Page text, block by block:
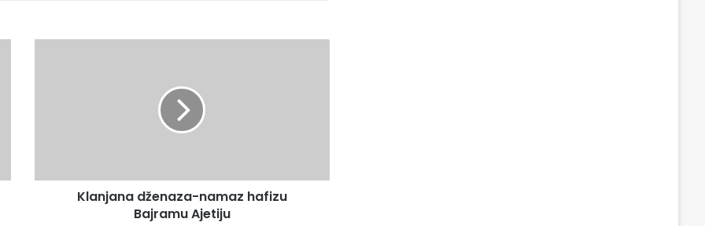
d
Klanjana dženaza-namaz hafizu
Bajramu Ajetiju